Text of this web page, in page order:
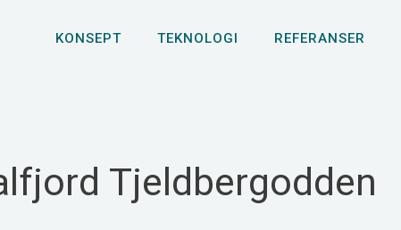
KONSEPT TEKNOLOGI REFERANSER
Tjeldbergodden